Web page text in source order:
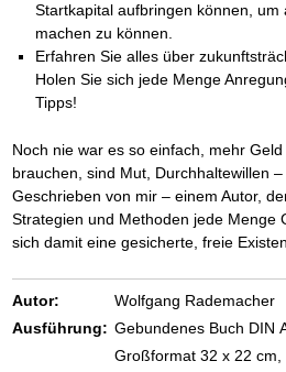
Startkapital aufbringen können, um
machen zu können.
Erfahren Sie alles über
Holen Sie sich jede Menge
Tipps!
Noch nie war es so einfach, mehr
brauchen, sind Mut, Durchhaltewillen
Geschrieben von mir – einem Autor,
Strategien und Methoden jede Menge
sich damit eine gesicherte, freie
Autor:
Wolfgang Rademacher
Ausführung: Gebundenes Buch DIN
Großformat 32 x 22